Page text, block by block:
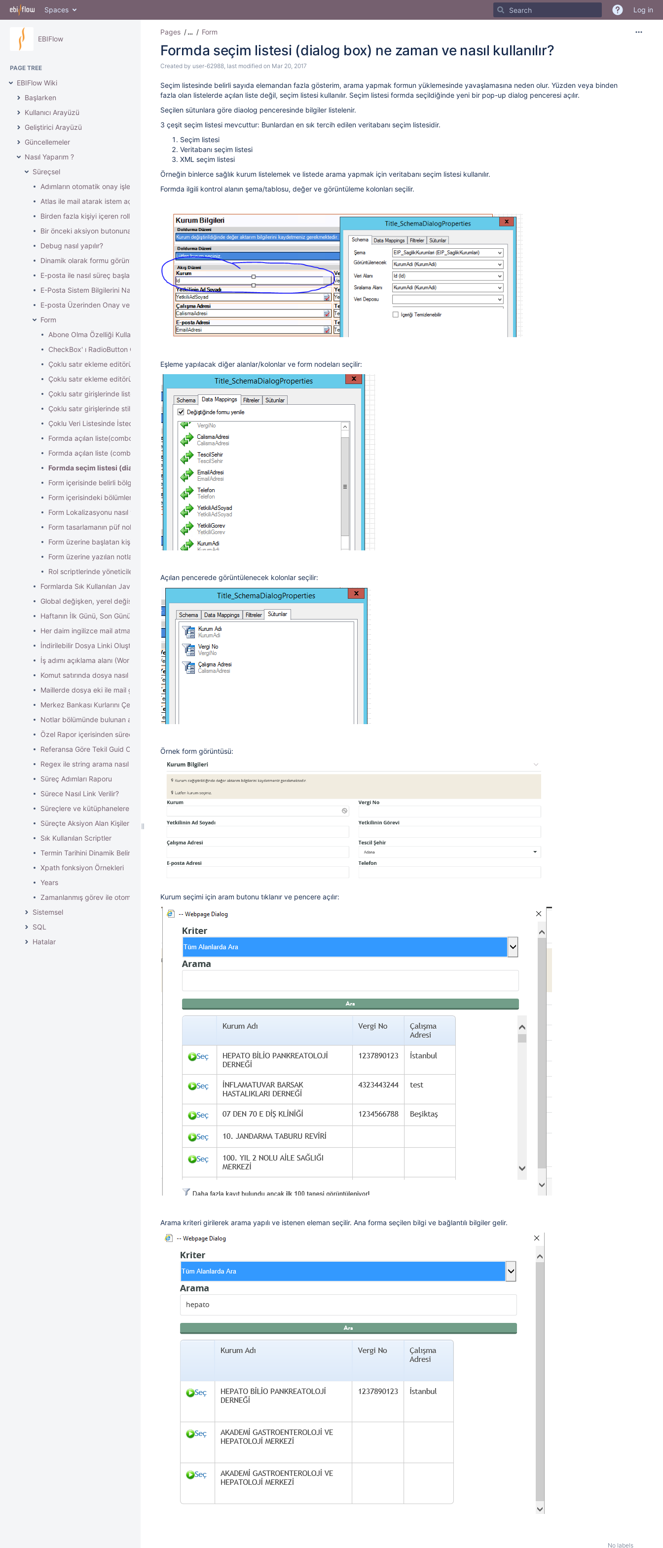
Spaces Log in
EBIFlow
PAGE TREE
EBIFlow Wiki
Başlarken
Kullanıcı Arayüzü
Geliştirici Arayüzü
Güncellemeler
Nasıl Yaparım ?
Süreçsel
Adımların otomatik onay işlemi nasıl yapılır?
Atlas ile mail atarak istem açma
Birden fazla kişiyi içeren rollerde birleştirme nasıl yapılır?
Bir önceki aksiyon butonuna göre farklı davranışlar nasıl kontrol edilir?
Debug nasıl yapılır?
Dinamik olarak formu görüntüsünü yetkilendirme
E-posta ile nasıl süreç başlatma işlemi için uygulanması gereken adımlar nelerdir?
E-Posta Sistem Bilgilerini Nasıl Değiştirebilirim?
E-posta Üzerinden Onay verme işlemi nasıl yapılır?
Form
Abone Olma Özelliği Kullanımı
CheckBox' ı RadioButton Gibi Kullanma
Çoklu satır ekleme editöründe aynı elemanın ikinci kez eklenmemesi için uyarı mesajı nasıl verilir?
Çoklu satır ekleme editöründe manuel kayıt ekleme nasıl yapılır?
Çoklu satır girişlerinde listede en az bir kayıt olması gerekir uyarı mesajı nasıl verilir?
Çoklu satır girişlerinde stil ve renklendirme nasıl yapılır?
Çoklu Veri Listesinde İstediğim bir bölümü nasıl silerim?
Formda açılan liste(combobox) tanımı ve ilişkilendirme nasıl yapılır?
Formda açılan liste (combobox) veri eşleme,sıralama, filtre ekleme, liste elemanı ekleme nasıl yapılır?
Formda seçim listesi (dialog box) ne zaman ve nasıl kullanılır?
Form içerisinde belirli bölgeleri şifre korumalı hale getirme
Form içerisindeki bölümlerin görünürlüklerini nasıl ayarlanabilir?
Form Lokalizasyonu nasıl yapılır?
Form tasarlamanın püf noktaları nelerdir?
Form üzerine başlatan kişinin bilgileri getirme
Form üzerine yazılan notları form datasına eklenmesi ve listelenmesi nasıl olur?
Rol scriptlerinde yöneticiler nasıl bulunur?
Formlarda Sık Kullanılan Javascript Kodları
Global değişken, yerel değişken tanımlama nasıl yapılır?
Haftanın İlk Günü, Son Günü, Yılın İlk Günü ve Özelleştirilmiş Tarih Oluşturma
Her daim ingilizce mail atma mail template
İndirilebilir Dosya Linki Oluşturma
İş adımı açıklama alanı (WorkItemInstructions) alanını nasıl özelleştirilir?
Komut satırında dosya nasıl oluşturulur ve çalıştırılır?
Maillerde dosya eki ile mail gönderimi ve birden fazla mail adresine mail gönderim şekli
Merkez Bankası Kurlarını Çekme
Notlar bölümünde bulunan alanların tek veya hepsinin alınarak veri tabanına yazılması nasıl yapılır?
Özel Rapor içerisinden süreç nasıl başlatılır?
Referansa Göre Tekil Guid Oluşturma
Regex ile string arama nasıl yapılır?
Süreç Adımları Raporu
Sürece Nasıl Link Verilir?
Süreçlere ve kütüphanelere sıralama nasıl verilir?
Süreçte Aksiyon Alan Kişileri Bulma ve Bilgilendirme : #Bilgilendirilecekler
Sık Kullanılan Scriptler
Termin Tarihini Dinamik Belirleme
Xpath fonksiyon Örnekleri
Years
Zamanlanmış görev ile otomatik süreç başlatma nasıl yapılır?
Sistemsel
SQL
Hatalar
Pages … Form
Formda seçim listesi (dialog box) ne zaman ve nasıl kullanılır?
Created by user-62988, last modified on Mar 20, 2017
Seçim listesinde belirli sayıda elemandan fazla gösterim, arama yapmak formun yüklemesinde yavaşlamasına neden olur. Yüzden veya binden
fazla olan listelerde açılan liste değil, seçim listesi kullanılır. Seçim listesi formda seçildiğinde yeni bir pop-up dialog penceresi açılır.
Seçilen sütunlara göre diaolog penceresinde bilgiler listelenir.
3 çeşit seçim listesi mevcuttur: Bunlardan en sık tercih edilen veritabanı seçim listesidir.
Seçim listesi
Veritabanı seçim listesi
XML seçim listesi
Örneğin binlerce sağlık kurum listelemek ve listede arama yapmak için veritabanı seçim listesi kullanılır.
Formda ilgili kontrol alanın şema/tablosu, değer ve görüntüleme kolonları seçilir.
Eşleme yapılacak diğer alanlar/kolonlar ve form nodeları seçilir:
Açılan pencerede görüntülenecek kolonlar seçilir:
Örnek form görüntüsü:
Kurum seçimi için aram butonu tıklanır ve pencere açılır:
Arama kriteri girilerek arama yapılı ve istenen eleman seçilir. Ana forma seçilen bilgi ve bağlantılı bilgiler gelir.
No labels